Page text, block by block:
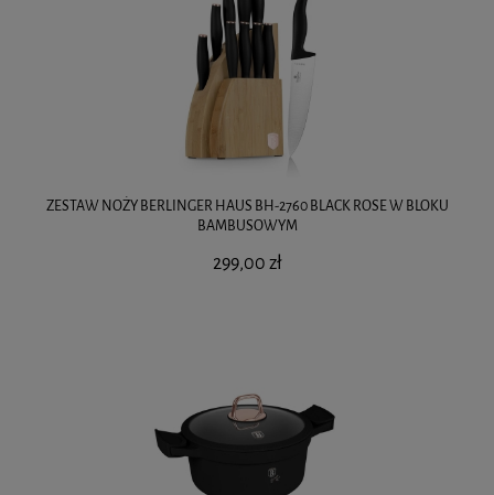
ZESTAW NOŻY BERLINGER HAUS BH-2760 BLACK ROSE W BLOKU
BAMBUSOWYM
299,00 zł